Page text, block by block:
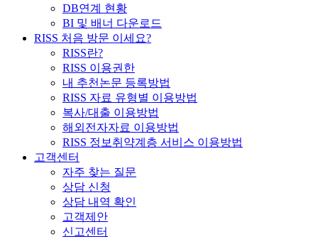
DB연계 현황
BI 및 배너 다운로드
RISS 처음 방문 이세요?
RISS란?
RISS 이용권한
내 추천논문 등록방법
RISS 자료 유형별 이용방법
복사/대출 이용방법
해외전자자료 이용방법
RISS 정보취약계층 서비스 이용방법
고객센터
자주 찾는 질문
상담 신청
상담 내역 확인
고객제안
신고센터